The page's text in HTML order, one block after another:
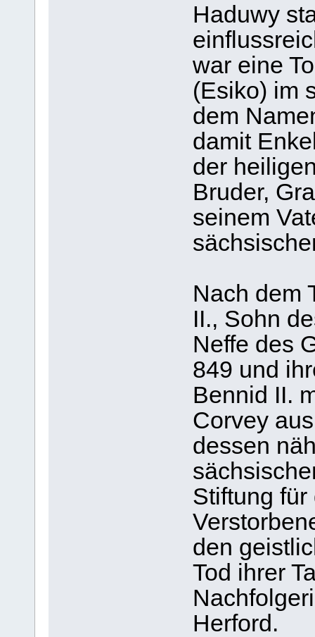
Haduwy
war eine
(Esiko) im
dem
damit
der
Bruder,
seinem
Nach dem
II., Sohn
Neffe des
849 und
Bennid II.
Corvey
dessen
Stiftung
den
Tod ihrer
Herford.